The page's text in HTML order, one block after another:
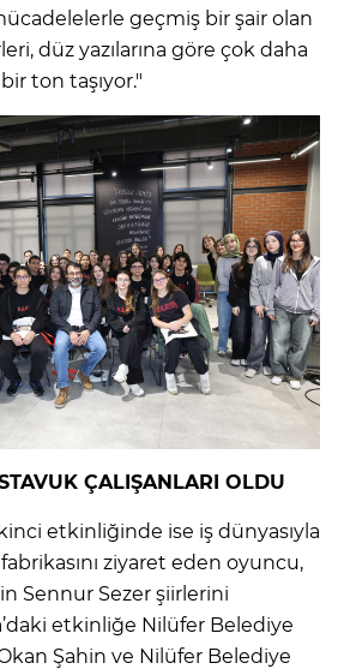
geçmiş bir şair olan
düz yazılarına göre çok daha
ton taşıyor."
ÇALIŞANLARI OLDU
etkinliğinde ise iş dünyasıyla
ziyaret eden oyuncu,
Sennur Sezer şiirlerini
etkinliğe Nilüfer Belediye
Okan Şahin ve Nilüfer Belediye